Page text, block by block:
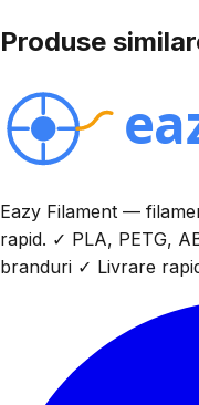
Produse
Eazy Filament —
rapid. ✓ PLA, PETG,
branduri ✓ Livrare